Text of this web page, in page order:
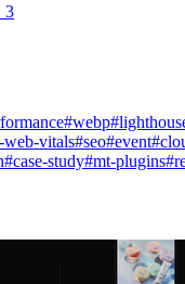
3
#webp
web-vitals#seo#event
#case-study#mt-plugins